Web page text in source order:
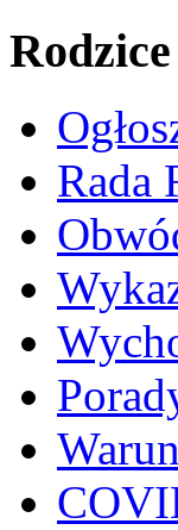
Rodzice
Rada